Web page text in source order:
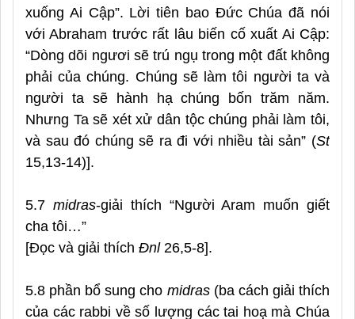
xuống Ai Cập”. Lời tiên bao Đức Chúa đã nói
với Abraham trước rất lâu biến cố xuất Ai Cập:
“Dòng dõi ngươi sẽ ​trú ngụ trong một đất không
phải của chúng. Chúng sẽ làm tôi người ta và
người ta sẽ hành hạ chúng ​bốn trăm năm.
Nhưng Ta sẽ xét xử dân tộc chúng phải làm tôi,
và sau đó chúng sẽ ra đi với nhiều tài sản” (St
15,13-14)].
5.7 midras-giải thích “Người Aram muốn giết
cha tôi…”
[Đọc và giải thích Đnl26,5-8].
5.8 phần bổ sung cho midras(ba cách giải thích
của các rabbi về số lượng các tai hoạ mà Chúa